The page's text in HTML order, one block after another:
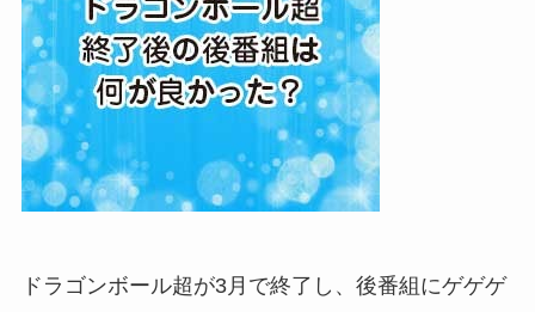
ドラゴンボール超が3月で終了し、後番組にゲゲゲ